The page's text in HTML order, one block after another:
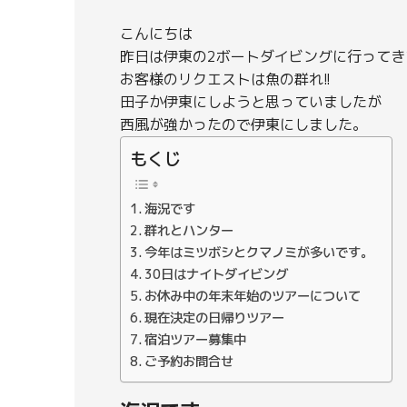
こんにちは
昨日は伊東の2ボートダイビングに行って
お客様のリクエストは魚の群れ!!
田子か伊東にしようと思っていましたが
西風が強かったので伊東にしました。
もくじ
海況です
群れとハンター
今年はミツボシとクマノミが多いです。
30日はナイトダイビング
お休み中の年末年始のツアーについて
現在決定の日帰りツアー
宿泊ツアー募集中
ご予約お問合せ